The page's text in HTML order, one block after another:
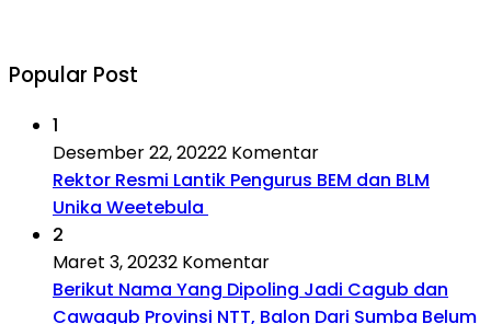
Popular Post
1
Desember 22, 20222 Komentar
Rektor Resmi Lantik Pengurus BEM dan BLM
Unika Weetebula
2
Maret 3, 20232 Komentar
Berikut Nama Yang Dipoling Jadi Cagub dan
Cawagub Provinsi NTT, Balon Dari Sumba Belum